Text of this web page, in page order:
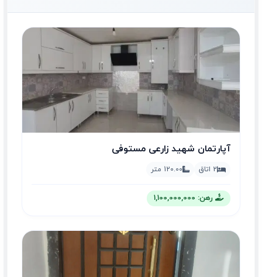
آپارتمان شهید زارعی مستوفی
2 اتاق 120.00 متر
رهن: 1,100,000,000